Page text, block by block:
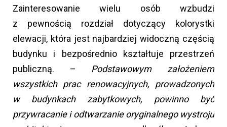
Zainteresowanie wielu osób wzbudzi
z pewnością rozdział dotyczący kolorystki
elewacji, która jest najbardziej widoczną częścią
budynku i bezpośrednio kształtuje przestrzeń
publiczną. – Podstawowym założeniem
wszystkich prac renowacyjnych, prowadzonych
w budynkach zabytkowych, powinno być
przywracanie i odtwarzanie oryginalnego wystroju